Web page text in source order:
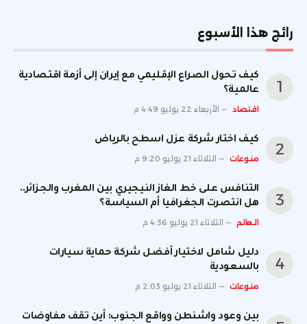
رائج هذا الأسبوع
كيف تحول الصراع الإقليمي مع إيران إلى أزمة اقتصادية
عالمية؟
اقتصاد الأربعاء 22 يوليو 4:49 م
كيف اختار شركة عزل اسطح بالرياض
منوعات الثلاثاء 21 يوليو 9:20 م
التنافس على خط الغاز النيجيري بين المغرب والجزائر..
هل انتصرت الجغرافيا أم السياسة؟
العالم الثلاثاء 21 يوليو 4:36 م
دليل شامل لاختيار أفضل شركة حماية سيارات
بالسعودية
منوعات الثلاثاء 21 يوليو 2:03 م
بين وعود واشنطن وواقع الجنوب: أين تقف مفاوضات